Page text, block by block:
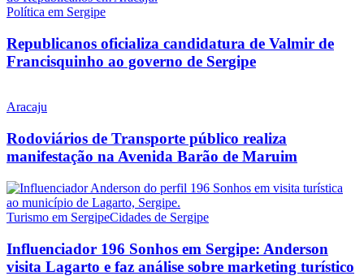
Política em Sergipe
Republicanos oficializa candidatura de Valmir de
Francisquinho ao governo de Sergipe
Aracaju
Rodoviários de Transporte público realiza
manifestação na Avenida Barão de Maruim
Turismo em SergipeCidades de Sergipe
Influenciador 196 Sonhos em Sergipe: Anderson
visita Lagarto e faz análise sobre marketing turístico